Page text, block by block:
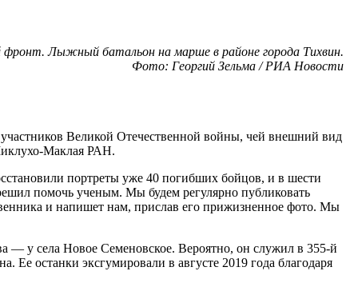
фронт. Лыжный батальон на марше в районе города Тихвин.
Фото: Георгий Зельма / РИА Новости
Великой Отечественной войны, чей внешний вид
Маклая РАН.
портреты уже 40 погибших бойцов, и в шести
помочь ученым. Мы будем регулярно публиковать
и напишет нам, прислав его прижизненное фото. Мы
— у села Новое Семеновское. Вероятно, он служил в 355-й
останки эксгумировали в августе 2019 года благодаря